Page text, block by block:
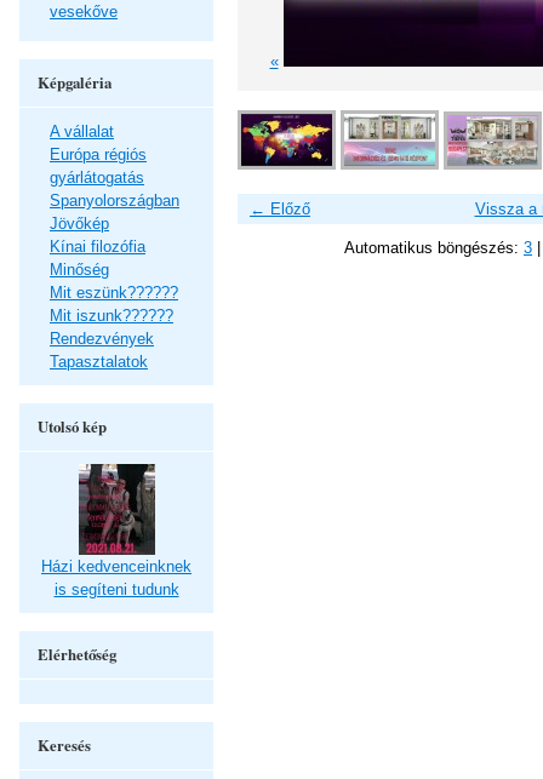
«
← Előző Vissza a
Automatikus böngészés: 3
vesekőve
Képgaléria
A vállalat
Európa régiós
gyárlátogatás
Spanyolországban
Jövőkép
Kínai filozófia
Minőség
Mit eszünk??????
Mit iszunk??????
Rendezvények
Tapasztalatok
Utolsó kép
Házi kedvenceinknek
is segíteni tudunk
Elérhetőség
Keresés